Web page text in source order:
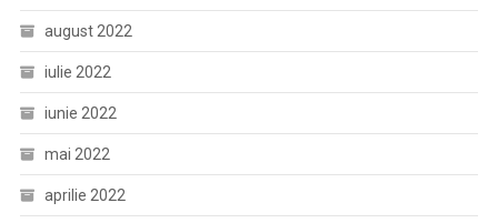
august 2022
iulie 2022
iunie 2022
mai 2022
aprilie 2022